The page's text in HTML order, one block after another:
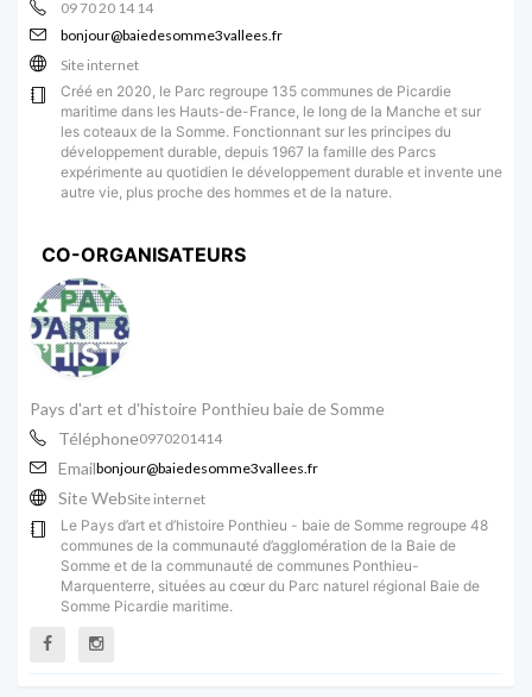
09 70 20 14 14
bonjour@baiedesomme3vallees.fr
Site internet
Créé en 2020, le Parc regroupe 135 communes de Picardie
maritime dans les Hauts-de-France, le long de la Manche et sur
les coteaux de la Somme. Fonctionnant sur les principes du
développement durable, depuis 1967 la famille des Parcs
expérimente au quotidien le développement durable et invente une
autre vie, plus proche des hommes et de la nature.
CO-ORGANISATEURS
Pays d'art et d'histoire Ponthieu baie de Somme
Téléphone0970201414
Emailbonjour@baiedesomme3vallees.fr
Site WebSite internet
Le Pays d’art et d’histoire Ponthieu - baie de Somme regroupe 48
communes de la communauté d’agglomération de la Baie de
Somme et de la communauté de communes Ponthieu-
Marquenterre, situées au cœur du Parc naturel régional Baie de
Somme Picardie maritime.